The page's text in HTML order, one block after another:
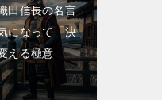
田信長の名言
になって「決
える極意